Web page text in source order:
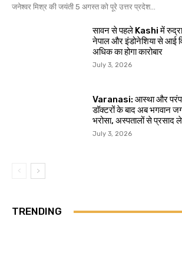
जनेश्वर मिश्र की जयंती 5 अगस्त को पूरे उत्तर प्रदेश...
सावन से पहले Kashi में
नेपाल और इंडोनेशिया से आई
अधिक का होगा कारोबार
July 3, 2026
Varanasi: आस्था और
डॉक्टरों के बाद अब भगवान
भरोसा, अस्पतालों से प्रसाद
July 3, 2026
TRENDING